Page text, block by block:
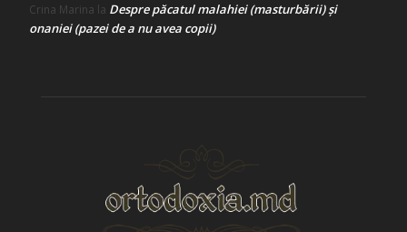
Crina Marina la Despre păcatul malahiei (masturbării) şi
onaniei (pazei de a nu avea copii)